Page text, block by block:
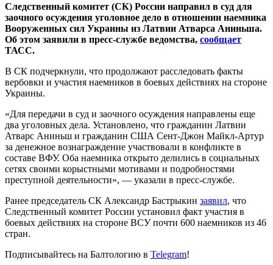
Следственный комитет (СК) России направил в суд для
заочного осуждения уголовное дело в отношении наемника
Вооруженных сил Украины из Латвии Атварса Аниньша.
Об этом заявили в пресс-службе ведомства, сообщает
ТАСС.
В СК подчеркнули, что продолжают расследовать факты
вербовки и участия наемников в боевых действиях на стороне
Украины.
«Для передачи в суд и заочного осуждения направлены еще
два уголовных дела. Установлено, что гражданин Латвии
Атварс Аниньш и гражданин США Сент-Джон Майкл-Артур
за денежное вознаграждение участвовали в конфликте в
составе ВФУ. Оба наемника открыто делились в социальных
сетях своими корыстными мотивами и подробностями
преступной деятельности», — указали в пресс-службе.
Ранее председатель СК Александр Бастрыкин заявил, что
Следственный комитет России установил факт участия в
боевых действиях на стороне ВСУ почти 600 наемников из 46
стран.
Подписывайтесь на Балтологию в Telegram!